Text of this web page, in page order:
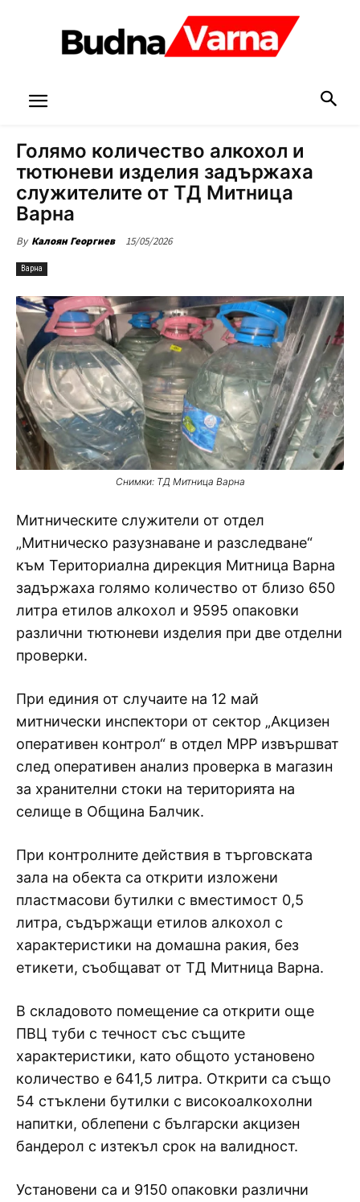
Голямо количество алкохол и
тютюневи изделия задържаха
служителите от ТД Митница
Варна
By Калоян Георгиев 15/05/2026
Варна
Снимки: ТД Митница Варна
Митническите служители от отдел
„Митническо разузнаване и разследване“
към Териториална дирекция Митница Варна
задържаха голямо количество от близо 650
литра етилов алкохол и 9595 опаковки
различни тютюневи изделия при две отделни
проверки.
При единия от случаите на 12 май
митнически инспектори от сектор „Акцизен
оперативен контрол“ в отдел МРР извършват
след оперативен анализ проверка в магазин
за хранителни стоки на територията на
селище в Община Балчик.
При контролните действия в търговската
зала на обекта са открити изложени
пластмасови бутилки с вместимост 0,5
литра, съдържащи етилов алкохол с
характеристики на домашна ракия, без
етикети, съобщават от ТД Митница Варна.
В складовото помещение са открити още
ПВЦ туби с течност със същите
характеристики, като общото установено
количество е 641,5 литра. Открити са също
54 стъклени бутилки с високоалкохолни
напитки, облепени с български акцизен
бандерол с изтекъл срок на валидност.
Установени са и 9150 опаковки различни